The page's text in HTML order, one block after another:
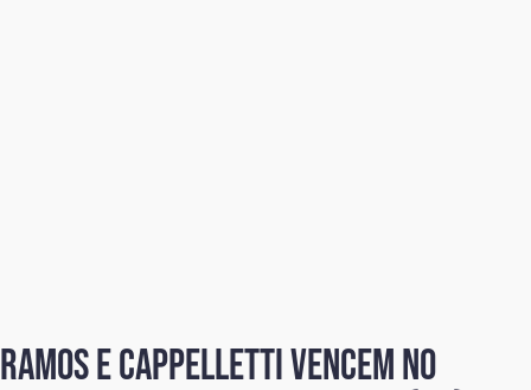
Ramos e Cappelletti vencem no